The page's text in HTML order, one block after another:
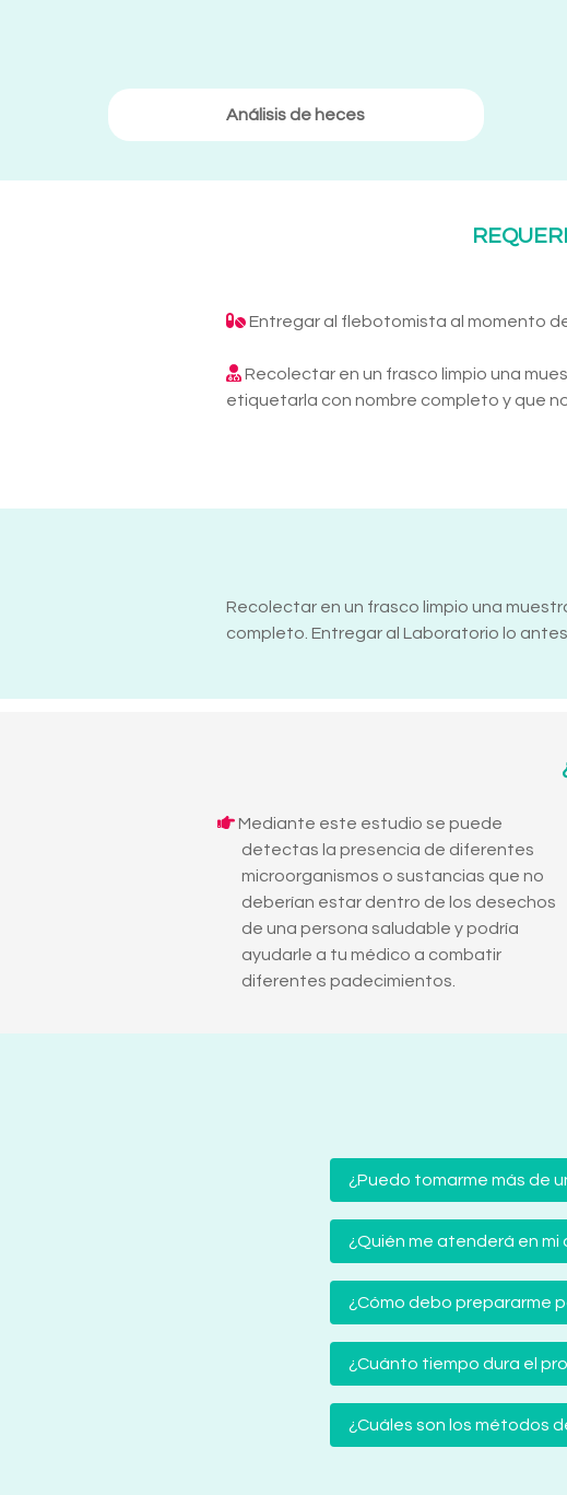
Análisis de heces
Entregar al flebotomista al momento
Recolectar en un frasco limpio una
etiquetarla con nombre completo y que
Recolectar en un frasco limpio una
completo. Entregar al Laboratorio lo
Mediante este estudio se puede
detectas la presencia de diferentes
microorganismos o sustancias que no
deberían estar dentro de los desechos
de una persona saludable y podría
ayudarle a tu médico a combatir
diferentes padecimientos.
¿Puedo tomarme más de
¿Quién me atenderá en mi
¿Cómo debo prepararme
¿Cuánto tiempo dura el
¿Cuáles son los métodos